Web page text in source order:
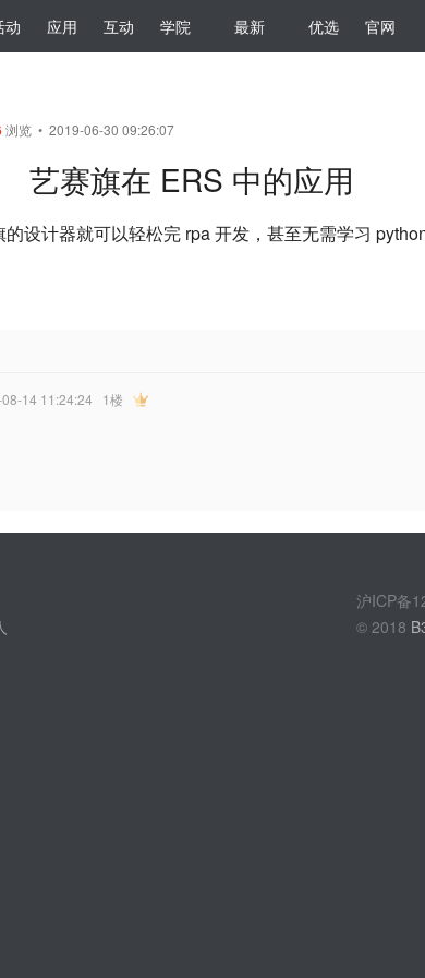
动 应用 互动 学院 最新 优选 官网
浏览 • 2019-06-30 09:26:07
艺赛旗在 ERS 中的应用
设计器就可以轻松完 rpa 开发，甚至无需学习
08-14 11:24:24 1楼
沪ICP备
© 2018